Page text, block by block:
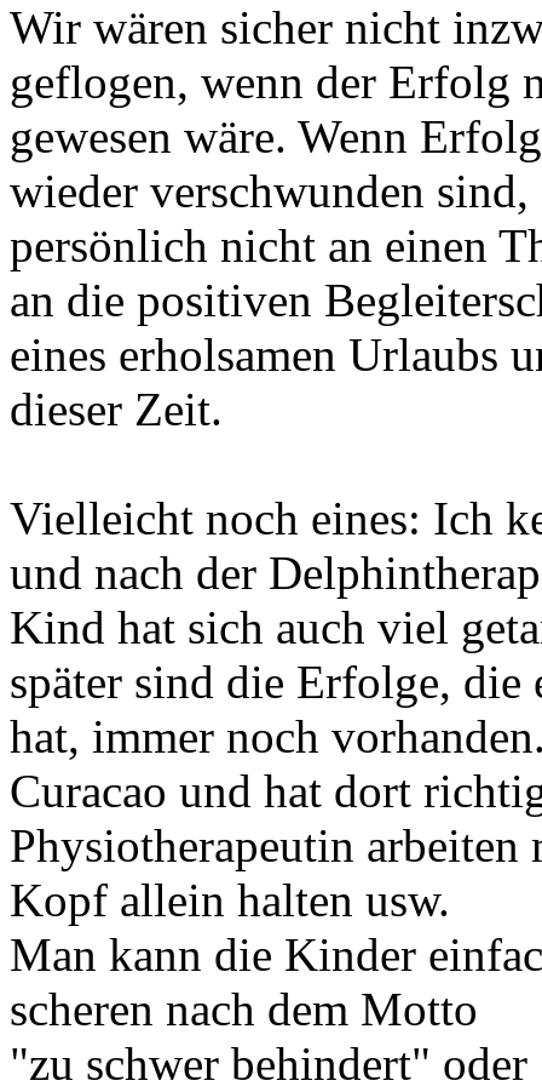
Wir wären sicher nicht
geflogen, wenn der Erfolg
gewesen wäre. Wenn
wieder verschwunden
persönlich nicht an einen
an die positiven
eines erholsamen Urlaubs
dieser Zeit.
Vielleicht noch eines: Ich
und nach der
Kind hat sich auch viel
später sind die Erfolge, die
hat, immer noch
Curacao und hat dort
Physiotherapeutin arbeiten
Kopf allein halten usw.
Man kann die Kinder
scheren nach dem Motto
"zu schwer behindert"